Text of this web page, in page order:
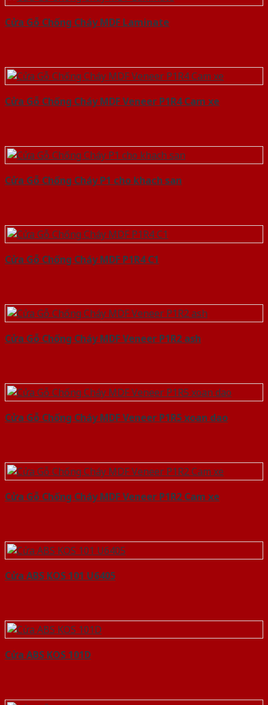
Cửa Gỗ Chống Cháy MDF Laminate
Cửa Gỗ Chống Cháy MDF Veneer P1R4 Cam xe
Cửa Gỗ Chống Cháy P1 cho khach san
Cửa Gỗ Chống Cháy MDF P1R4 C1
Cửa Gỗ Chống Cháy MDF Veneer P1R2 ash
Cửa Gỗ Chống Cháy MDF Veneer P1R5 xoan dao
Cửa Gỗ Chống Cháy MDF Veneer P1R2 Cam xe
Cửa ABS KOS 101 U6405
Cửa ABS KOS 101D